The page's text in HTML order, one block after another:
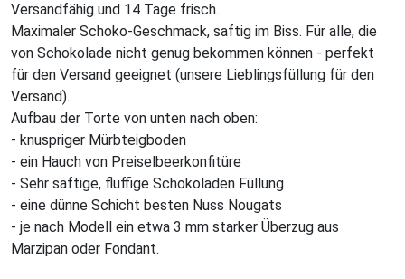
Versandfähig und 14 Tage frisch.
Maximaler Schoko-Geschmack, saftig im Biss. Für alle, die
von Schokolade nicht genug bekommen können - perfekt
für den Versand geeignet (unsere Lieblingsfüllung für den
Versand).
Aufbau der Torte von unten nach oben:
- knuspriger Mürbteigboden
- ein Hauch von Preiselbeerkonfitüre
- Sehr saftige, fluffige Schokoladen Füllung
- eine dünne Schicht besten Nuss Nougats
- je nach Modell ein etwa 3 mm starker Überzug aus
Marzipan oder Fondant.